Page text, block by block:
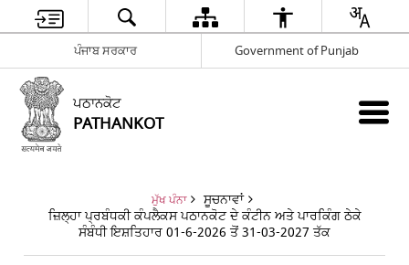
ਪੰਜਾਬ ਸਰਕਾਰ Government of Punjab
ਪਠਾਨਕੋਟ
PATHANKOT
ਮੁੱਖ ਪੰਨਾ
ਸੂਚਨਾਵਾਂ
ਜ਼ਿਲ੍ਹਾ ਪ੍ਰਬੰਧਕੀ ਕੰਪਲੈਕਸ ਪਠਾਨਕੋਟ ਦੇ ਕੰਟੀਨ ਅਤੇ ਪਾਰਕਿੰਗ ਠੇਕੇ
ਸੰਬੰਧੀ ਇਸ਼ਤਿਹਾਰ 01-6-2026 ਤੋਂ 31-03-2027 ਤੱਕ